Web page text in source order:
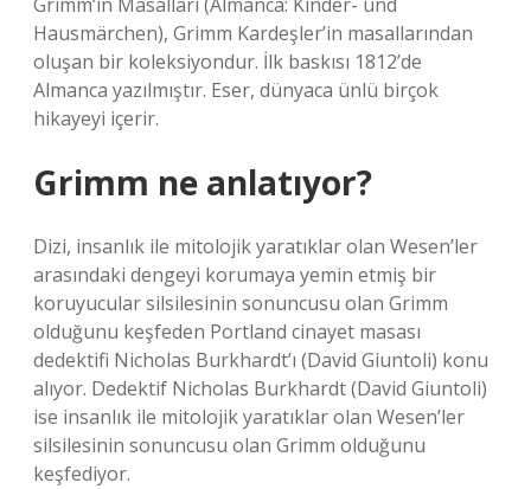
Hausmärchen), Grimm Kardeşler’in masallarından
oluşan bir koleksiyondur. İlk baskısı 1812’de
Almanca yazılmıştır. Eser, dünyaca ünlü birçok
hikayeyi içerir.
Grimm ne anlatıyor?
Dizi, insanlık ile mitolojik yaratıklar olan Wesen’ler
arasındaki dengeyi korumaya yemin etmiş bir
koruyucular silsilesinin sonuncusu olan Grimm
olduğunu keşfeden Portland cinayet masası
dedektifi Nicholas Burkhardt’ı (David Giuntoli) konu
alıyor. Dedektif Nicholas Burkhardt (David Giuntoli)
ise insanlık ile mitolojik yaratıklar olan Wesen’ler
silsilesinin sonuncusu olan Grimm olduğunu
keşfediyor.